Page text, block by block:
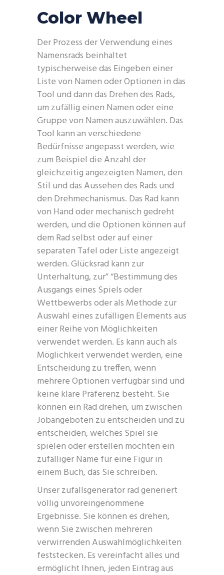
Color Wheel
Der Prozess der Verwendung eines
Namensrads beinhaltet
typischerweise das Eingeben einer
Liste von Namen oder Optionen in das
Tool und dann das Drehen des Rads,
um zufällig einen Namen oder eine
Gruppe von Namen auszuwählen. Das
Tool kann an verschiedene
Bedürfnisse angepasst werden, wie
zum Beispiel die Anzahl der
gleichzeitig angezeigten Namen, den
Stil und das Aussehen des Rads und
den Drehmechanismus. Das Rad kann
von Hand oder mechanisch gedreht
werden, und die Optionen können auf
dem Rad selbst oder auf einer
separaten Tafel oder Liste angezeigt
werden. Glücksrad kann zur
Unterhaltung, zur” “Bestimmung des
Ausgangs eines Spiels oder
Wettbewerbs oder als Methode zur
Auswahl eines zufälligen Elements aus
einer Reihe von Möglichkeiten
verwendet werden. Es kann auch als
Möglichkeit verwendet werden, eine
Entscheidung zu treffen, wenn
mehrere Optionen verfügbar sind und
keine klare Präferenz besteht. Sie
können ein Rad drehen, um zwischen
Jobangeboten zu entscheiden und zu
entscheiden, welches Spiel sie
spielen oder erstellen möchten ein
zufälliger Name für eine Figur in
einem Buch, das Sie schreiben.
Unser zufallsgenerator rad generiert
völlig unvoreingenommene
Ergebnisse. Sie können es drehen,
wenn Sie zwischen mehreren
verwirrenden Auswahlmöglichkeiten
feststecken. Es vereinfacht alles und
ermöglicht Ihnen, jeden Eintrag aus